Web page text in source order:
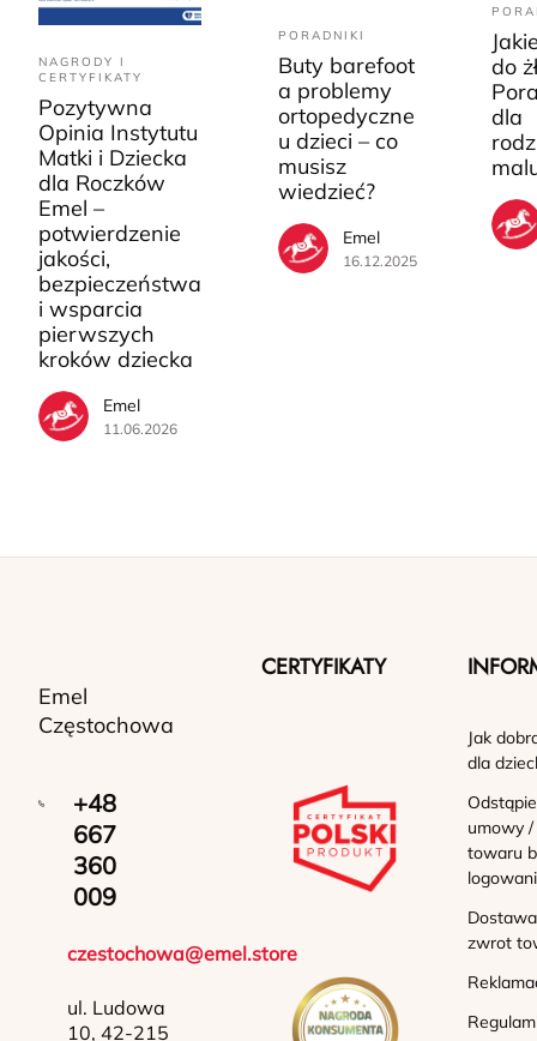
NAGRODY I
CERTYFIKATY
Pozytywna
Opinia Instytutu
Matki i Dziecka
dla Roczków
Emel –
potwierdzenie
jakości,
bezpieczeństwa
i wsparcia
pierwszych
kroków dziecka
Emel
11.06.2026
PORADNIKI
Buty barefoot
a problemy
ortopedyczne
u dzieci – co
musisz
wiedzieć?
Emel
16.12.2025
do
dla
Emel
Częstochowa
+48
667
360
009
czestochowa@emel.store
ul. Ludowa
10, 42-215
CERTYFIKATY
Jak
dla
umowy
towaru
zwrot